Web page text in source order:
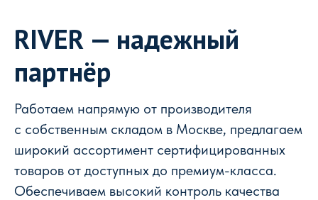
RIVER — надежный
партнёр
Работаем напрямую от производителя
с собственным складом в Москве, предлагаем
широкий ассортимент сертифицированных
товаров от доступных до премиум-класса.
Обеспечиваем высокий контроль качества